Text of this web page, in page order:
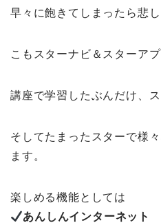
早々に飽きてしまったら悲し
こもスターナビ＆スターア
講座で学習したぶんだけ、
そしてたまったスターで様
ます。
楽しめる機能としては
あんしんインターネット